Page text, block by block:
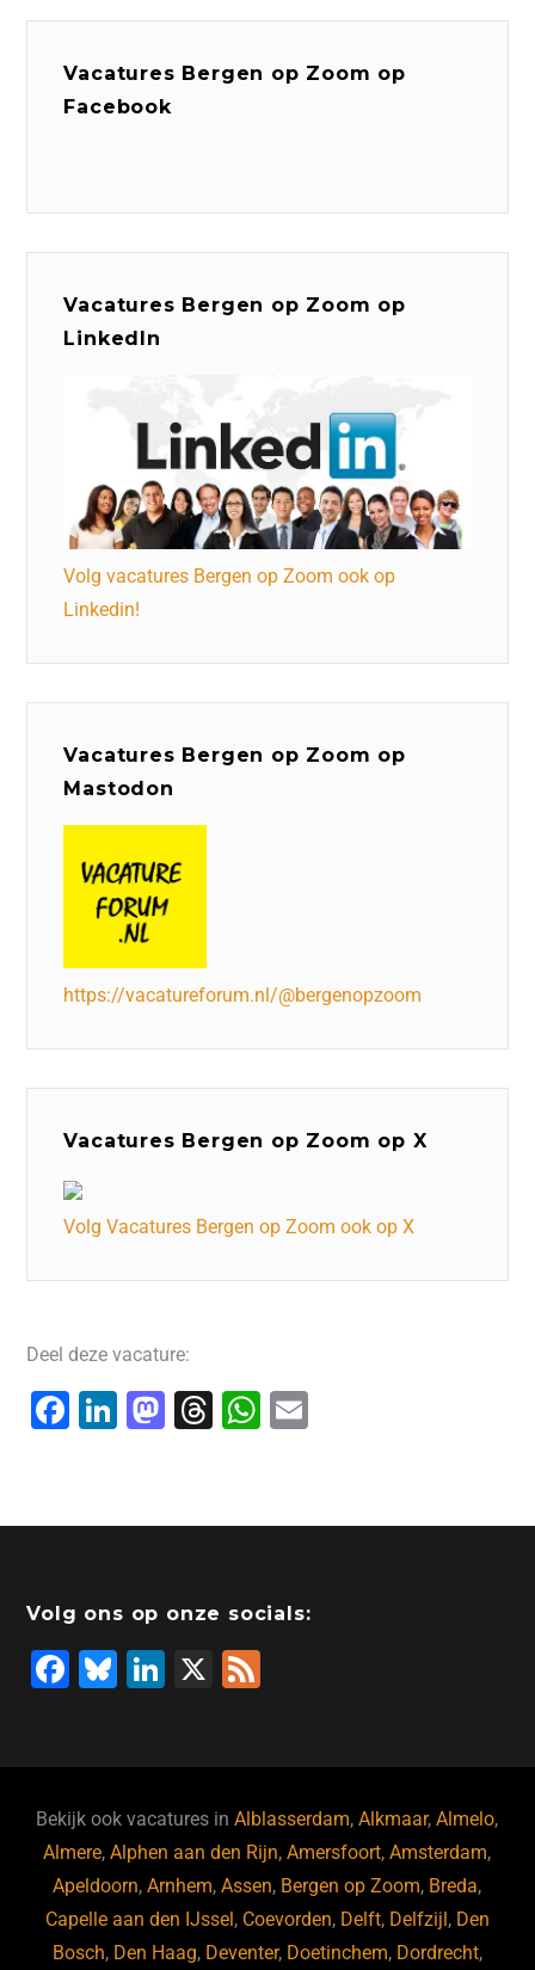
Vacatures Bergen op Zoom op
Facebook
Vacatures Bergen op Zoom op
LinkedIn
Volg vacatures Bergen op Zoom ook op
Linkedin!
Vacatures Bergen op Zoom op
Mastodon
https://vacatureforum.nl/@bergenopzoom
Vacatures Bergen op Zoom op X
Volg Vacatures Bergen op Zoom ook op X
Deel deze vacature:
F
e
o
o
k
Li
e
n
M
o
o
T
a
s
W
s
p
l
Volg ons op onze socials:
F
b
o
o
k
Bl
ky
Li
dI
n
X
Bekijk ook vacatures inAlblasserdam,Alkmaar,Almelo,
Almere,Alphen aan den Rijn,Amersfoort,Amsterdam,
Apeldoorn,Arnhem,Assen, Bergen op Zoom, Breda,
Capelle aan den IJssel, Coevorden, Delft, Delfzijl, Den
Bosch, Den Haag, Deventer, Doetinchem, Dordrecht,